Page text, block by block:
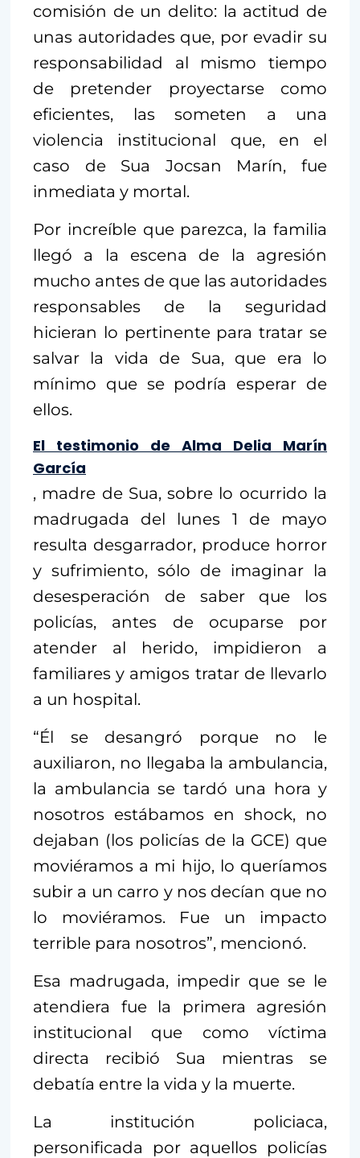
comisión de un delito: la actitud de
unas autoridades que, por evadir su
responsabilidad al mismo tiempo
de pretender proyectarse como
eficientes, las someten a una
violencia institucional que, en el
caso de Sua Jocsan Marín, fue
inmediata y mortal.
Por increíble que parezca, la familia
llegó a la escena de la agresión
mucho antes de que las autoridades
responsables de la seguridad
hicieran lo pertinente para tratar se
salvar la vida de Sua, que era lo
mínimo que se podría esperar de
ellos.
El testimonio de Alma Delia Marín
García
, madre de Sua, sobre lo ocurrido la
madrugada del lunes 1 de mayo
resulta desgarrador, produce horror
y sufrimiento, sólo de imaginar la
desesperación de saber que los
policías, antes de ocuparse por
atender al herido, impidieron a
familiares y amigos tratar de llevarlo
a un hospital.
“Él se desangró porque no le
auxiliaron, no llegaba la ambulancia,
la ambulancia se tardó una hora y
nosotros estábamos en shock, no
dejaban (los policías de la GCE) que
moviéramos a mi hijo, lo queríamos
subir a un carro y nos decían que no
lo moviéramos. Fue un impacto
terrible para nosotros”, mencionó.
Esa madrugada, impedir que se le
atendiera fue la primera agresión
institucional que como víctima
directa recibió Sua mientras se
debatía entre la vida y la muerte.
La institución policiaca,
personificada por aquellos policías